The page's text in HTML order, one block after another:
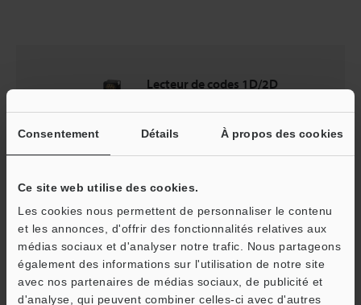
Consentement Détails À propos des cookies
Ce site web utilise des cookies.
Les cookies nous permettent de personnaliser le contenu
et les annonces, d'offrir des fonctionnalités relatives aux
médias sociaux et d'analyser notre trafic. Nous partageons
également des informations sur l'utilisation de notre site
avec nos partenaires de médias sociaux, de publicité et
d'analyse, qui peuvent combiner celles-ci avec d'autres
Lecteur de codes 1D/2D
Catalogues
Retour vers « Sélection de produits par industrie et
application »